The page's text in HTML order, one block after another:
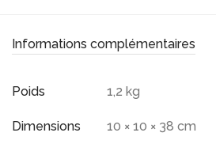
Informations complémentaires
Poids 1,2 kg
Dimensions 10 × 10 × 38 cm